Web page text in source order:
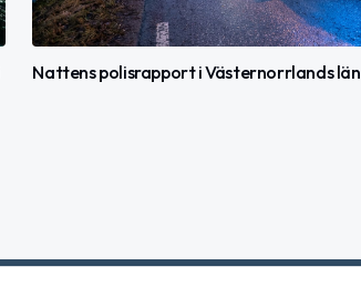
Nattens polisrapport i Västernorrlands län